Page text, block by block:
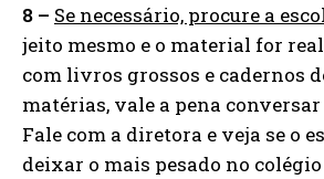
8 – Se necessário, procure a
jeito mesmo e o material for
com livros grossos e cadernos
matérias, vale a pena conversar
Fale com a diretora e veja se o
deixar o mais pesado no